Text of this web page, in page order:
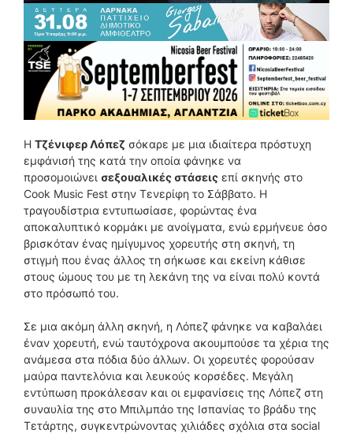
Η Τζένιφερ Λόπεζ σόκαρε με μια ιδιαίτερα πρόστυχη
εμφάνισή της κατά την οποία φάνηκε να
προσομοιώνει σεξουαλικές στάσεις επί σκηνής στο
Cook Music Fest στην Τενερίφη το Σάββατο. Η
τραγουδίστρια εντυπωσίασε, φορώντας ένα
αποκαλυπτικό κορμάκι με ανοίγματα, ενώ ερμήνευε όσο
βρισκόταν ένας ημίγυμνος χορευτής στη σκηνή, τη
στιγμή που ένας άλλος τη σήκωσε και εκείνη κάθισε
στους ώμους του με τη λεκάνη της να είναι πολύ κοντά
στο πρόσωπό του.
Σε μια ακόμη άλλη σκηνή, η Λόπεζ φάνηκε να καβαλάει
έναν χορευτή, ενώ ταυτόχρονα ακουμπούσε τα χέρια της
ανάμεσα στα πόδια δύο άλλων. Οι χορευτές φορούσαν
μαύρα παντελόνια και λευκούς κορσέδες. Μεγάλη
εντύπωση προκάλεσαν και οι εμφανίσεις της Λόπεζ στη
συναυλία της στο Μπιλμπάο της Ισπανίας το βράδυ της
Τετάρτης, συγκεντρώνοντας χιλιάδες σχόλια στα social